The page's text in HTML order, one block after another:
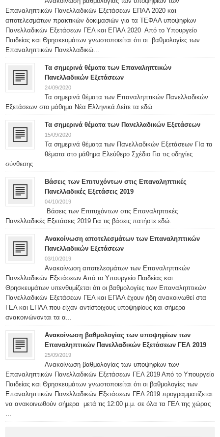
Επαναληπτικών Πανελλαδικών Εξετάσεων ΕΠΑΛ 2020 και
αποτελεσμάτων πρακτικών δοκιμασιών για τα ΤΕΦΑΑ υποψηφίων
Πανελλαδικών Εξετάσεων ΓΕΛ και ΕΠΑΛ 2020 Από το Υπουργείο
Παιδείας και Θρησκευμάτων γνωστοποιείται ότι οι βαθμολογίες των
Επαναληπτικών Πανελλαδικώ...
Τα σημερινά θέματα των Επαναληπτικών
Πανελλαδικών Εξετάσεων
24/09/2020
Τα σημερινά θέματα των Επαναληπτικών Πανελλαδικών
Εξετάσεων στο μάθημα Νέα Ελληνικά Δείτε τα εδώ
Τα σημερινά θέματα των Πανελλαδικών Εξετάσεων
15/09/2020
Τα σημερινά θέματα των Πανελλαδικών Εξετάσεων ΓΙα τα
θέματα στο μάθημα Ελεύθερο Σχέδιο Για τις οδηγίες
σύνθεσης
Βάσεις των Επιτυχόντων στις Επαναληπτικές
Πανελλαδικές Εξετάσεις 2019
04/10/2019
Βάσεις των Επιτυχόντων στις Επαναληπτικές
Πανελλαδικές Εξετάσεις 2019 Για τις βάσεις πατήστε εδώ.
Ανακοίνωση αποτελεσμάτων των Επαναληπτικών
Πανελλαδικών Εξετάσεων
03/10/2019
Ανακοίνωση αποτελεσμάτων των Επαναληπτικών
Πανελλαδικών Εξετάσεων Από το Υπουργείο Παιδείας και
Θρησκευμάτων υπενθυμίζεται ότι οι βαθμολογίες των Επαναληπτικών
Πανελλαδικών Εξετάσεων ΓΕΛ και ΕΠΑΛ έχουν ήδη ανακοινωθεί στα
ΓΕΛ και ΕΠΑΛ που είχαν αντίστοιχους υποψηφίους και σήμερα
ανακοινώνονται τα α...
Ανακοίνωση βαθμολογίας των υποψηφίων των
Επαναληπτικών Πανελλαδικών Εξετάσεων ΓΕΛ 2019
25/09/2019
Ανακοίνωση βαθμολογίας των υποψηφίων των
Επαναληπτικών Πανελλαδικών Εξετάσεων ΓΕΛ 2019 Από το Υπουργείο
Παιδείας και Θρησκευμάτων γνωστοποιείται ότι οι βαθμολογίες των
Επαναληπτικών Πανελλαδικών Εξετάσεων ΓΕΛ 2019 προγραμματίζεται
να ανακοινωθούν σήμερα μετά τις 12:00 μ.μ. σε όλα τα ΓΕΛ της χώρας
...